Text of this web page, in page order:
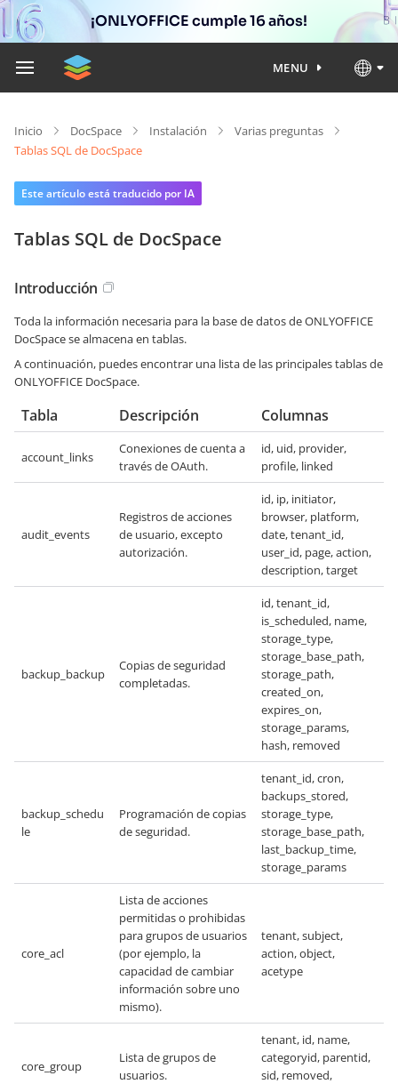
¡ONLYOFFICE cumple 16 años!
MENU
Inicio DocSpace Instalación
Varias preguntas
Tablas SQL de DocSpace
Este artículo está traducido por IA
Tablas SQL de DocSpace
Introducción
Toda la información necesaria para la base de datos de ONLYOFFICE
DocSpace se almacena en tablas.
A continuación, puedes encontrar una lista de las principales tablas de
ONLYOFFICE DocSpace.
Tabla Descripción Columnas
account_links
Conexiones de cuenta a
través de OAuth.
id, uid, provider,
profile, linked
audit_events
Registros de acciones
de usuario, excepto
autorización.
id, ip, initiator,
browser, platform,
date, tenant_id,
user_id, page, action,
description, target
backup_backup
Copias de seguridad
completadas.
id, tenant_id,
is_scheduled, name,
storage_type,
storage_base_path,
storage_path,
created_on,
expires_on,
storage_params,
hash, removed
backup_schedu
le
Programación de copias
de seguridad.
tenant_id, cron,
backups_stored,
storage_type,
storage_base_path,
last_backup_time,
storage_params
core_acl
Lista de acciones
permitidas o prohibidas
para grupos de usuarios
(por ejemplo, la
capacidad de cambiar
información sobre uno
mismo).
tenant, subject,
action, object,
acetype
core_group
Lista de grupos de
usuarios.
tenant, id, name,
categoryid, parentid,
sid, removed,